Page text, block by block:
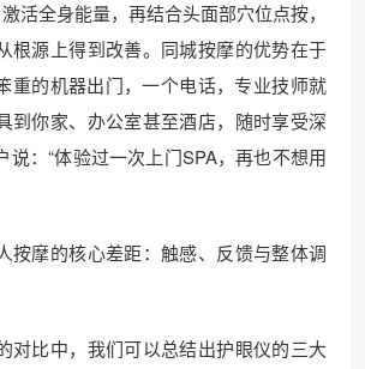
活全身能量，再结合头面部穴位点按，
根源上得到改善。同城按摩的优势在于
的机器出门，一个电话，专业技师就
到你家、办公室甚至酒店，随时享受深
说：“体验过一次上门SPA，再也不想用
按摩的核心差距：触感、反馈与整体调
对比中，我们可以总结出护眼仪的三大